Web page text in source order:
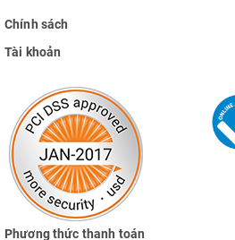
Chính sách
Tài khoản
Phương thức thanh toán